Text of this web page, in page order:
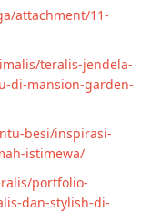
attachment/11-
teralis-jendela-
di-mansion-garden-
besi/inspirasi-
istimewa/
portfolio-
dan-stylish-di-